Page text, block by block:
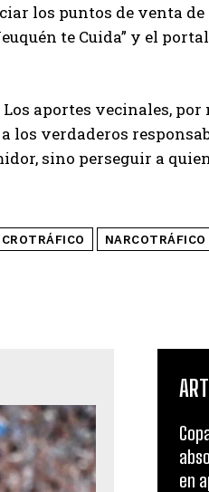
los puntos de venta de
te Cuida” y el
aportes vecinales,
verdaderos
sino perseguir a
en